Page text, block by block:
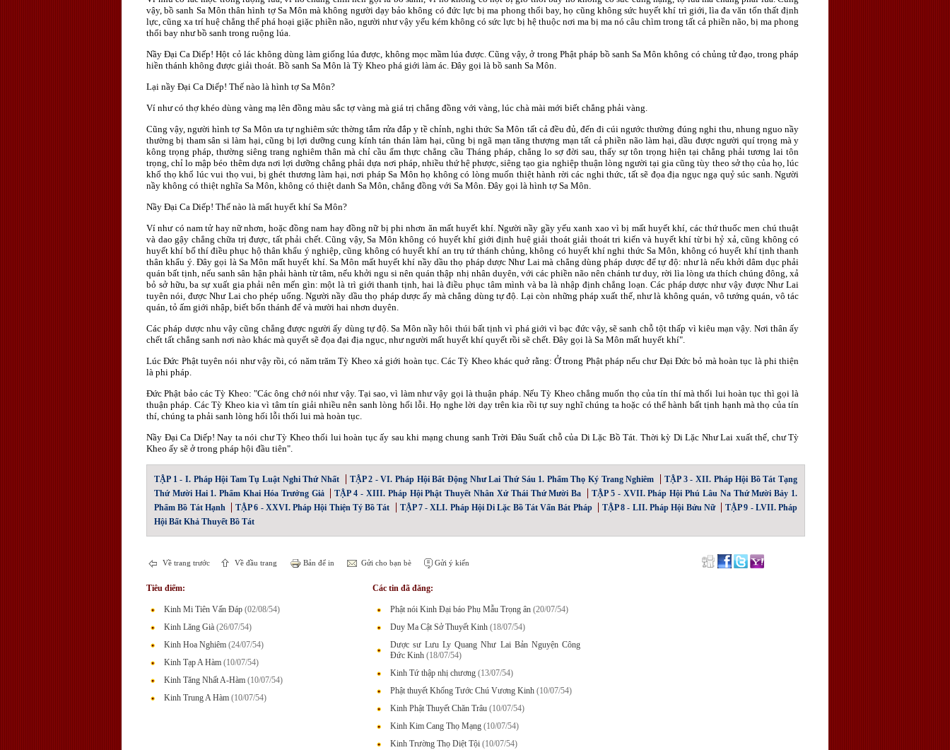
vậy, bồ sanh Sa Môn thân hình tợ Sa Môn mà không người dạy bảo không có đức lực bị ma phong thổi bay, họ cũng không sức huyết khí trì giới, lìa đa văn tổn thất định
lực, cũng xa trí huệ chẳng thể phá hoại giặc phiền não, người như vậy yếu kém không có sức lực bị hệ thuộc nơi ma bị ma nó câu chìm trong tất cả phiền não, bị ma phong
thổi bay như bồ sanh trong ruộng lúa.
Nầy Ðại Ca Diếp! Hột cỏ lác không dùng làm giống lúa được, không mọc mầm lúa được. Cũng vậy, ở trong Phật pháp bồ sanh Sa Môn không có chủng tử đạo, trong pháp
hiền thánh không được giải thoát. Bồ sanh Sa Môn là Tỳ Kheo phá giới làm ác. Ðây gọi là bồ sanh Sa Môn.
Lại nầy Ðại Ca Diếp! Thế nào là hình tợ Sa Môn?
Ví như có thợ khéo dùng vàng mạ lên đồng màu sắc tợ vàng mà giá trị chẳng đồng với vàng, lúc chà mài mới biết chẳng phải vàng.
Cũng vậy, người hình tợ Sa Môn ưa tự nghiêm sức thờng tắm rửa đắp y tề chỉnh, nghi thức Sa Môn tất cả đều đủ, đến đi cúi ngước thường đúng nghi thu, nhung nguo nầy
thường bị tham sân si làm hại, cũng bị lợi dưỡng cung kính tán thán làm hại, cũng bị ngã mạn tăng thượng mạn tất cả phiền não làm hại, dầu được người quí trọng mà y
kông trọng pháp, thường siêng trang nghiêm thân mà chỉ cầu ẩm thực chẳng cầu Tháng pháp, chẳng lo sợ đời sau, thấy sự tôn trọng hiện tại chẳng phải tương lai tôn
trọng, chỉ lo mập béo thêm dựa nơi lợi dưỡng chẳng phải dựa nơi pháp, nhiều thứ hệ phược, siêng tạo gia nghiệp thuận lòng người tại gia cũng tùy theo sở thọ của họ, lúc
khổ thọ khổ lúc vui thọ vui, bị ghét thương làm hại, nơi pháp Sa Môn họ không có lòng muốn thiệt hành rời các nghi thức, tất sẽ đọa địa ngục ngạ quỷ súc sanh. Người
nầy không có thiệt nghĩa Sa Môn, không có thiệt danh Sa Môn, chẳng đồng với Sa Môn. Ðây gọi là hình tợ Sa Môn.
Nầy Ðại Ca Diếp! Thế nào là mất huyết khí Sa Môn?
Ví như có nam tử hay nữ nhơn, hoặc đồng nam hay đồng nữ bị phi nhơn ăn mất huyết khí. Người nầy gầy yếu xanh xao vì bị mất huyết khí, các thứ thuốc men chú thuật
và dao gậy chẳng chữa trị được, tất phải chết. Cũng vậy, Sa Môn không có huyết khí giới định huệ giải thoát giải thoát tri kiến và huyết khí từ bi hỷ xả, cũng không có
huyết khí bố thí điều phục hộ thân khẩu ý nghiệp, cũng không có huyết khí an trụ tứ thánh chủng, không có huyết khí nghi thức Sa Môn, không có huyết khí tịnh thanh
thân khẩu ý. Ðây gọi là Sa Môn mất huyết khí. Sa Môn mất huyết khí nầy dầu thọ pháp dược Như Lai mà chẳng dùng pháp dược để tự độ: như là nếu khởi dâm dục phải
quán bất tịnh, nếu sanh sân hận phải hành từ tâm, nếu khởi ngu si nên quán thập nhị nhân duyên, với các phiền não nên chánh tư duy, rời lìa lòng ưa thích chúng đông, xả
bỏ sở hữu, ba sự xuất gia phải nên mến gìn: một là trì giới thanh tịnh, hai là điều phục tâm mình và ba là nhập định chẳng loạn. Các pháp dược như vậy được Như Lai
tuyên nói, được Như Lai cho phép uống. Người nầy dầu thọ pháp dược ấy mà chẳng dùng tự độ. Lại còn những pháp xuất thế, như là không quán, vô tướng quán, vô tác
quán, tỏ ấm giới nhập, biết bốn thánh đế và mười hai nhơn duyên.
Các pháp dược nhu vậy cũng chẳng được người ấy dùng tự độ. Sa Môn nầy hôi thúi bất tịnh vì phá giới vì bạc đức vậy, sẽ sanh chỗ tột thấp vì kiêu mạn vậy. Nơi thân ấy
chết tất chẳng sanh nơi nào khác mà quyết sẽ đọa đại địa ngục, như người mất huyết khí quyết rồi sẽ chết. Ðây gọi là Sa Môn mất huyết khí".
Lúc Ðức Phật tuyên nói như vậy rồi, có năm trăm Tỳ Kheo xả giới hoàn tục. Các Tỳ Kheo khác quở rằng: Ở trong Phật pháp nếu chư Ðại Ðức bỏ mà hoàn tục là phi thiện
là phi pháp.
Ðức Phật bảo các Tỳ Kheo: "Các ông chớ nói như vậy. Tại sao, vì làm như vậy gọi là thuận pháp. Nếu Tỳ Kheo chẳng muốn thọ của tín thí mà thối lui hoàn tục thì gọi là
thuận pháp. Các Tỳ Kheo kia vì tâm tín giải nhiều nên sanh lòng hối lỗi. Họ nghe lời dạy trên kia rồi tự suy nghĩ chúng ta hoặc có thể hành bất tịnh hạnh mà thọ của tín
thí, chúng ta phải sanh lòng hối lỗi thối lui mà hoàn tục.
Nầy Ðại Ca Diếp! Nay ta nói chư Tỳ Kheo thối lui hoàn tục ấy sau khi mạng chung sanh Trời Ðâu Suất chỗ của Di Lặc Bồ Tát. Thời kỳ Di Lặc Như Lai xuất thế, chư Tỳ
Kheo ấy sẽ ở trong pháp hội đầu tiên".
TẬP 1 - I. Pháp Hội Tam Tụ Luật Nghi Thứ Nhất TẬP 2 - VI. Pháp Hội Bất Động Như Lai Thứ Sáu 1. Phẩm Thọ Ký Trang Nghiêm
TẬP 3 - XII. Pháp Hội Bồ Tát Tạng
Thứ Mười Hai 1. Phẩm Khai Hóa Trưởng Giả
TẬP 4 - XIII. Pháp Hội Phật Thuyết Nhân Xử Thái Thứ Mười Ba
TẬP 5 - XVII. Pháp Hội Phú Lâu Na Thứ Mười Bảy 1.
Phẩm Bồ Tát Hạnh
TẬP 6 - XXVI. Pháp Hội Thiện Tý Bồ Tát TẬP 7 - XLI. Pháp Hội Di Lặc Bồ Tát Vấn Bát Pháp TẬP 8 - LII. Pháp Hội Bửu Nữ
TẬP 9 - LVII. Pháp
Hội Bất Khả Thuyết Bồ Tát
Về trang trước Về đầu trang Bản để in Gửi cho bạn bè Gửi ý kiến
Tiêu điểm:
Kinh Mi Tiên Vấn Đáp (02/08/54)
Kinh Lăng Già (26/07/54)
Kinh Hoa Nghiêm (24/07/54)
Kinh Tạp A Hàm (10/07/54)
Kinh Tăng Nhất A-Hàm (10/07/54)
Kinh Trung A Hàm (10/07/54)
Các tin đã đăng:
Phật nói Kinh Đại báo Phụ Mẫu Trọng ân (20/07/54)
Duy Ma Cật Sở Thuyết Kinh (18/07/54)
Dược sư Lưu Ly Quang Như Lai Bản Nguyện Công
Đức Kinh (18/07/54)
Kinh Tứ thập nhị chương (13/07/54)
Phật thuyết Khổng Tước Chú Vương Kinh (10/07/54)
Kinh Phật Thuyết Chăn Trâu (10/07/54)
Kinh Kim Cang Thọ Mạng (10/07/54)
Kinh Trường Thọ Diệt Tội (10/07/54)